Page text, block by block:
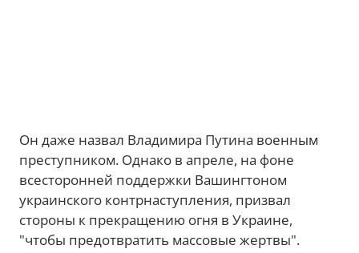
Он даже назвал Владимира Путина военным
преступником. Однако в апреле, на фоне
всесторонней поддержки Вашингтоном
украинского контрнаступления, призвал
стороны к прекращению огня в Украине,
"чтобы предотвратить массовые жертвы".